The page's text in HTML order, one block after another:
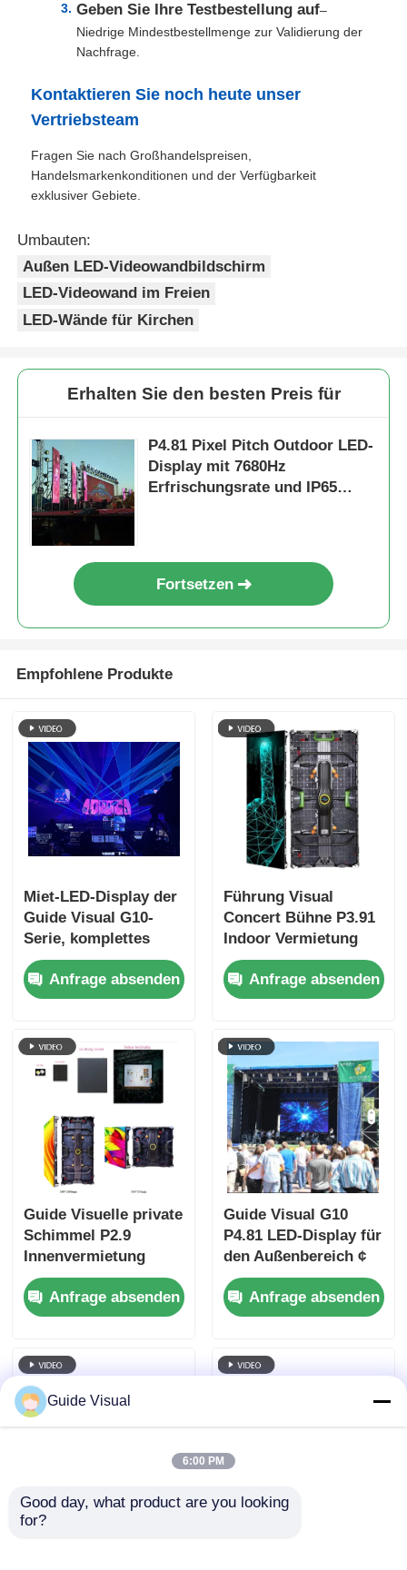
Geben Sie Ihre Testbestellung auf–
Niedrige Mindestbestellmenge zur Validierung der
Nachfrage.
Kontaktieren Sie noch heute unser
Vertriebsteam
Fragen Sie nach Großhandelspreisen,
Handelsmarkenkonditionen und der Verfügbarkeit
exklusiver Gebiete.
Umbauten:
Außen LED-Videowandbildschirm
LED-Videowand im Freien
LED-Wände für Kirchen
Erhalten Sie den besten Preis für
P4.81 Pixel Pitch Outdoor LED-
Display mit 7680Hz
Erfrischungsrate und IP65
Fortsetzen
Empfohlene Produkte
Miet-LED-Display der
Guide Visual G10-
Serie, komplettes
Sortiment P2.6 bis
P4.81, austauschbare
Gehäuse
Anfrage absenden
Führung Visual
Concert Bühne P3.91
Indoor Vermietung
LED-Display für
Touren, Quick Lock
Dual Backup
Anfrage absenden
Guide Visuelle private
Schimmel P2.9
Innenvermietung
LED-Display vs.
öffentliche Schimmel,
stärkere Schranke
Anfrage absenden
Guide Visual G10
P4.81 LED-Display für
den Außenbereich ¢
Langlebiger und
kostengünstiger
Mietbildschirm für
Anfrage absenden
Guide Visual
6:00 PM
Good day, what product are you looking
for?